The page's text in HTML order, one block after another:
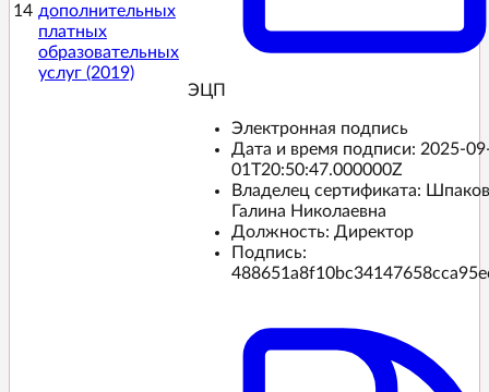
14 дополнительных
платных
образовательных
услуг (2019)
ЭЦП️
Электронная подпись
Дата и время подписи: 2025-
01T20:50:47.000000Z
Владелец сертификата:
Галина Николаевна
Должность: Директор
Подпись: